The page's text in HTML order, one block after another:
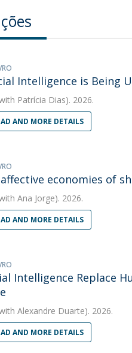
Intelligence is Being
Patrícia Dias). 2026.
AND MORE DETAILS
economies of
Ana Jorge). 2026.
AND MORE DETAILS
Intelligence Replace
Alexandre Duarte). 2026.
AND MORE DETAILS